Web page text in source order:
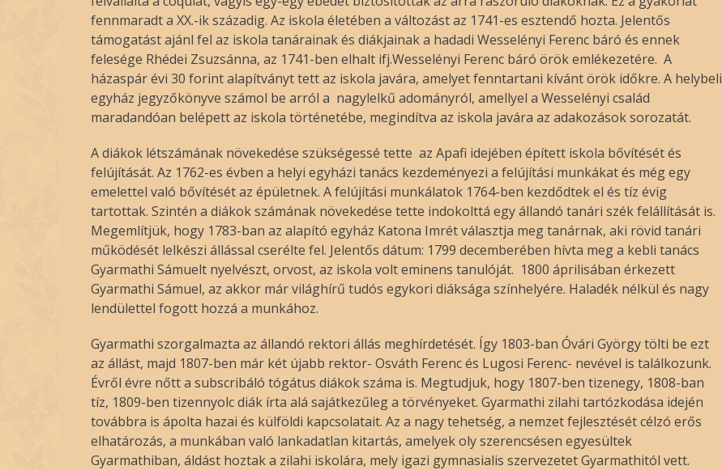
fennmaradt a XX.-ik századig. Az iskola életében a változást az 1741-es esztendő hozta. Jelentős
támogatást ajánl fel az iskola tanárainak és diákjainak a hadadi Wesselényi Ferenc báró és ennek
felesége Rhédei Zsuzsánna, az 1741-ben elhalt ifj.Wesselényi Ferenc báró örök emlékezetére. A
házaspár évi 30 forint alapítványt tett az iskola javára, amelyet fenntartani kívánt örök időkre. A helybeli
egyház jegyzőkönyve számol be arról a nagylelkű adományról, amellyel a Wesselényi család
maradandóan belépett az iskola történetébe, megindítva az iskola javára az adakozások sorozatát.
A diákok létszámának növekedése szükségessé tette az Apafi idejében épített iskola bővítését és
felújítását. Az 1762-es évben a helyi egyházi tanács kezdeményezi a felújítási munkákat és még egy
emelettel való bővítését az épületnek. A felújítási munkálatok 1764-ben kezdődtek el és tíz évig
tartottak. Szintén a diákok számának növekedése tette indokolttá egy állandó tanári szék felállítását is.
Megemlítjük, hogy 1783-ban az alapító egyház Katona Imrét választja meg tanárnak, aki rövid tanári
működését lelkészi állással cserélte fel. Jelentős dátum: 1799 decemberében hívta meg a kebli tanács
Gyarmathi Sámuelt nyelvészt, orvost, az iskola volt eminens tanulóját. 1800 áprilisában érkezett
Gyarmathi Sámuel, az akkor már világhírű tudós egykori diáksága színhelyére. Haladék nélkül és nagy
lendülettel fogott hozzá a munkához.
Gyarmathi szorgalmazta az állandó rektori állás meghírdetését. Így 1803-ban Óvári György tölti be ezt
az állást, majd 1807-ben már két újabb rektor- Osváth Ferenc és Lugosi Ferenc- nevével is találkozunk.
Évről évre nőtt a subscribáló tógátus diákok száma is. Megtudjuk, hogy 1807-ben tizenegy, 1808-ban
tíz, 1809-ben tizennyolc diák írta alá sajátkezűleg a törvényeket. Gyarmathi zilahi tartózkodása idején
továbbra is ápolta hazai és külföldi kapcsolatait. Az a nagy tehetség, a nemzet fejlesztését célzó erős
elhatározás, a munkában való lankadatlan kitartás, amelyek oly szerencsésen egyesültek
Gyarmathiban, áldást hoztak a zilahi iskolára, mely igazi gymnasialis szervezetet Gyarmathitól vett.